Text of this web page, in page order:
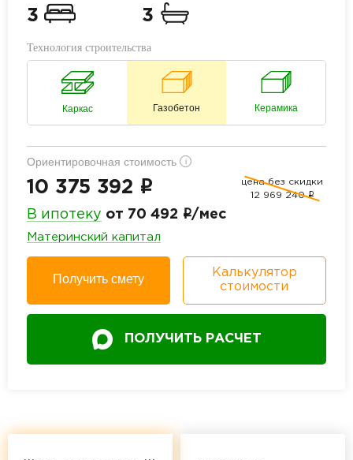
3 3
Технология строительства
Каркас Газобетон Керамика
Ориентировочная стоимость i
10 375 392 i
цена без скидки
12 969 240 i
В ипотеку от 70 492 i/мес
Материнский капитал
Получить смету
Калькулятор
стоимости
ПОЛУЧИТЬ РАСЧЕТ